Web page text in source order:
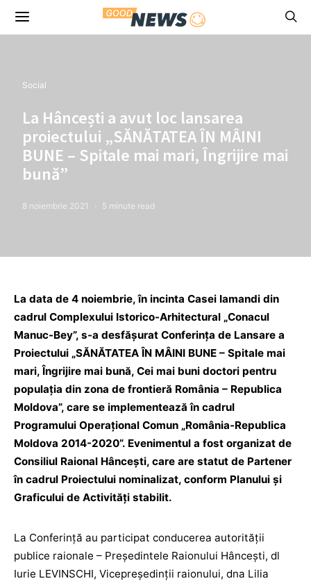
Social
La Hâncești a avut loc lansarea
proiectului „SĂNĂTATEA ÎN MÂINI
BUNE – Spitale mai mari, Îngrijire mai
bună”
8 noiembrie 2021 5 minute read
La data de 4 noiembrie, în incinta Casei Iamandi din
cadrul Complexului Istorico-Arhitectural „Conacul
Manuc-Bey”, s-a desfășurat Conferința de Lansare a
Proiectului „SĂNĂTATEA ÎN MÂINI BUNE – Spitale mai
mari, Îngrijire mai bună, Cei mai buni doctori pentru
populația din zona de frontieră România – Republica
Moldova”, care se implementează în cadrul
Programului Operațional Comun „România-Republica
Moldova 2014-2020”. Evenimentul a fost organizat de
Consiliul Raional Hâncești, care are statut de Partener
în cadrul Proiectului nominalizat, conform Planului și
Graficului de Activități stabilit.
La Conferință au participat conducerea autorității
publice raionale – Președintele Raionului Hâncești, dl
Iurie LEVINSCHI, Vicepreședinții raionului, dna Lilia